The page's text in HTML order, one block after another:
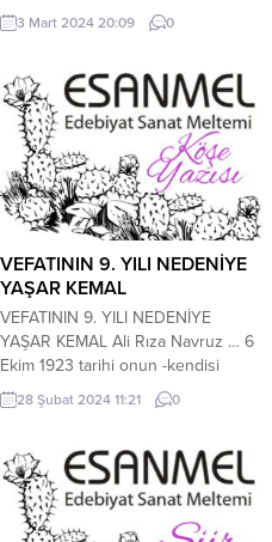
senin aşkınla helâk olsa da
yanmam Zindan kesilir her bir ufuk,
bağlar ve çeker her neye baksam”
Beste: Şerif İçli Güfte: Rahmi
Duman Makam: Karcığar Bu gün
itibariyle Gesi Belediyemizin bir...
3 Mart 2024 20:09 0
VEFATININ 9. YILI NEDENİYE
YAŞAR KEMAL
VEFATININ 9. YILI NEDENİYE
YAŞAR KEMAL Ali Rıza Navruz … 6
Ekim 1923 tarihi onun -kendisi
tarafından bile- doğrulanmayan
doğum tarihidir. Doğduğu yerin adı
Osmaniye İlçesinin Kadirli
nahiyesine bağlı idi. Ceyhan nehri
bu köyden geçmektedir. Bu köy
aslında bir Türkmen köyüdür.
28 Şubat 2024 11:21 0